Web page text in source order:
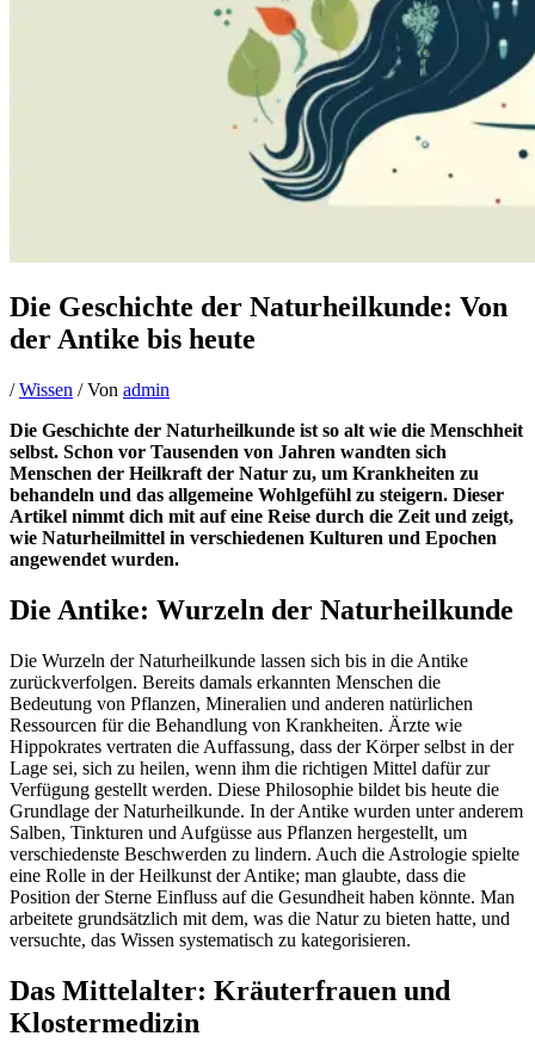
Die Geschichte der Naturheilkunde: Von
der Antike bis heute
/Wissen / Von admin
Die Geschichte der Naturheilkunde ist so alt wie die Menschheit
selbst. Schon vor Tausenden von Jahren wandten sich
Menschen der Heilkraft der Natur zu, um Krankheiten zu
behandeln und das allgemeine Wohlgefühl zu steigern. Dieser
Artikel nimmt dich mit auf eine Reise durch die Zeit und zeigt,
wie Naturheilmittel in verschiedenen Kulturen und Epochen
angewendet wurden.
Die Antike: Wurzeln der Naturheilkunde
Die Wurzeln der Naturheilkunde lassen sich bis in die Antike
zurückverfolgen. Bereits damals erkannten Menschen die
Bedeutung von Pflanzen, Mineralien und anderen natürlichen
Ressourcen für die Behandlung von Krankheiten. Ärzte wie
Hippokrates vertraten die Auffassung, dass der Körper selbst in der
Lage sei, sich zu heilen, wenn ihm die richtigen Mittel dafür zur
Verfügung gestellt werden. Diese Philosophie bildet bis heute die
Grundlage der Naturheilkunde. In der Antike wurden unter anderem
Salben, Tinkturen und Aufgüsse aus Pflanzen hergestellt, um
verschiedenste Beschwerden zu lindern. Auch die Astrologie spielte
eine Rolle in der Heilkunst der Antike; man glaubte, dass die
Position der Sterne Einfluss auf die Gesundheit haben könnte. Man
arbeitete grundsätzlich mit dem, was die Natur zu bieten hatte, und
versuchte, das Wissen systematisch zu kategorisieren.
Das Mittelalter: Kräuterfrauen und
Klostermedizin